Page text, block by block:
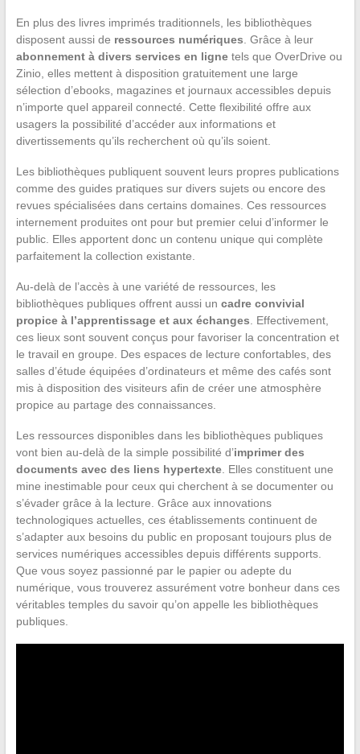
En plus des livres imprimés traditionnels, les bibliothèques
disposent aussi de ressources numériques . Grâce à leur
abonnement à divers services en lignetels que OverDrive ou
Zinio, elles mettent à disposition gratuitement une large
sélection d’ebooks, magazines et journaux accessibles depuis
n’importe quel appareil connecté. Cette flexibilité offre aux
usagers la possibilité d’accéder aux informations et
divertissements qu’ils recherchent où qu’ils soient.
Les bibliothèques publiquent souvent leurs propres publications
comme des guides pratiques sur divers sujets ou encore des
revues spécialisées dans certains domaines. Ces ressources
internement produites ont pour but premier celui d’informer le
public. Elles apportent donc un contenu unique qui complète
parfaitement la collection existante.
Au-delà de l’accès à une variété de ressources, les
bibliothèques publiques offrent aussi un cadre convivial
propice à l’apprentissage et aux échanges . Effectivement,
ces lieux sont souvent conçus pour favoriser la concentration et
le travail en groupe. Des espaces de lecture confortables, des
salles d’étude équipées d’ordinateurs et même des cafés sont
mis à disposition des visiteurs afin de créer une atmosphère
propice au partage des connaissances.
Les ressources disponibles dans les bibliothèques publiques
vont bien au-delà de la simple possibilité d’imprimer des
documents avec des liens hypertexte. Elles constituent une
mine inestimable pour ceux qui cherchent à se documenter ou
s’évader grâce à la lecture. Grâce aux innovations
technologiques actuelles, ces établissements continuent de
s’adapter aux besoins du public en proposant toujours plus de
services numériques accessibles depuis différents supports.
Que vous soyez passionné par le papier ou adepte du
numérique, vous trouverez assurément votre bonheur dans ces
véritables temples du savoir qu’on appelle les bibliothèques
publiques.